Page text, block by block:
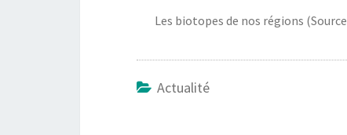
Les biotopes de nos régions
Actualité